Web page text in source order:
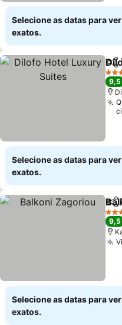
Selecione as datas para
exatos.
4
9,5
Selecione as datas para
exatos.
3
9,5
Selecione as datas para
exatos.